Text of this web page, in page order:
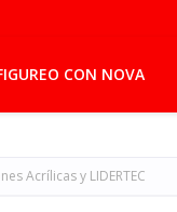
CON NOVA
Acrílicas y LIDERTEC